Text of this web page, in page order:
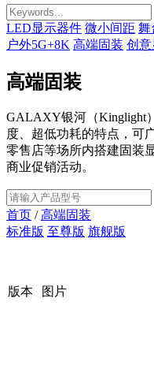
LED显示器件 微小间距 舞
户外5G+8K 高端固装 创
高端固装
GALAXY银河（Kinglight
度、超低功耗的特点，可
零售店等场所内搭建固装
商业促销活动。
首页 / 高端固装
标准版 至尊版 旗舰版
版本 图片